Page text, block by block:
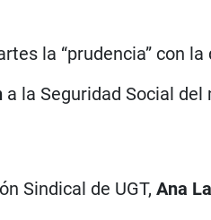
la “prudencia” con
a la Seguridad Social
Sindical de UGT, Ana